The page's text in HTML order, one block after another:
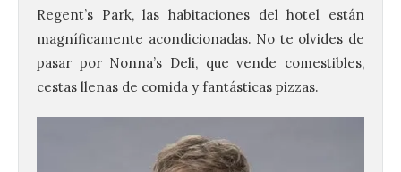
Regent’s Park, las habitaciones del hotel están
magníficamente acondicionadas. No te olvides de
pasar por Nonna’s Deli, que vende comestibles,
cestas llenas de comida y fantásticas pizzas.